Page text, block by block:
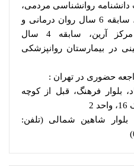
روانشناسی مردمی،
مشاور بالینی، سابقه 6 سال روان درمانی و
مشاوره در مرکز آرین، سابقه 4 سال
در بیمارستان روانپزشکی
حضوری در تهران :
بلوار فرهنگ، قبل از کوچه
بلوار شاهین شمالی (تلفن: